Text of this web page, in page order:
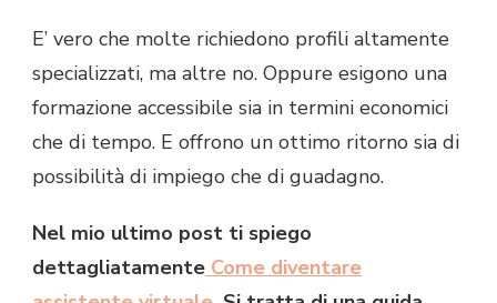
E’ vero che molte richiedono profili altamente
specializzati, ma altre no. Oppure esigono una
formazione accessibile sia in termini economici
che di tempo. E offrono un ottimo ritorno sia di
possibilità di impiego che di guadagno.
Nel mio ultimo post ti spiego
dettagliatamente Come diventare